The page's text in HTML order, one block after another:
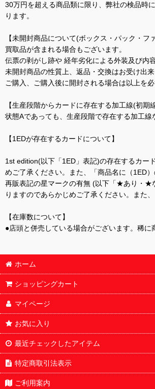
30万円を超える商品類に限り、弊社の検品時
ります。
【未開封商品について(ボックス・パック・フ
買取品が含まれる場合もございます。
伝票の剥がし跡や 経年劣化による外装及び内
未開封商品の性質上、返品・交換はお受け出来
ご購入、ご購入後に開封される場合は以上を
【生産段階からカードに存在する加工線(初期
状態Aであっても、生産段階で存在する加工
【1EDが存在するカードについて】
1st edition(以下「1ED」表記)の存在するカー
めご了承ください。また、「商品名に（1ED
再販表記の星マークの有無 (以下「★あり・★
りますのであらかじめご了承ください。また
【在庫数について】
●店頭と併売している場合がございます。稀に
ホーム
ショッピングカート
マイページ
お気に入り
最近チェックしたアイテム
特定商取引法表示
ご利用案内